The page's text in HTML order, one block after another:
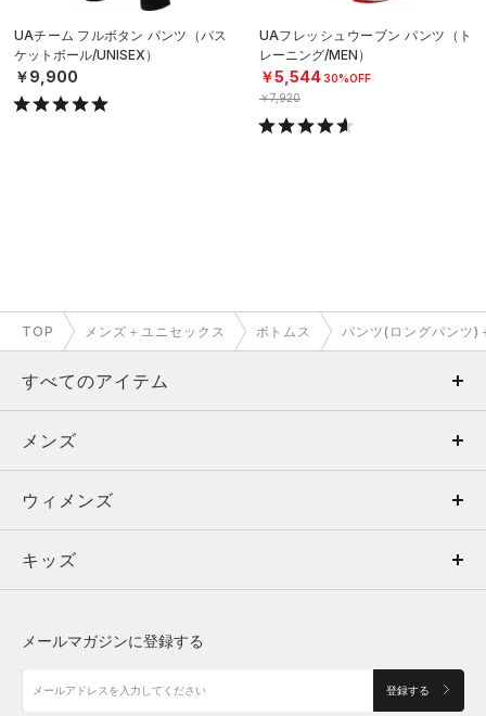
UAチーム フルボタン パンツ（バス
ケットボール/UNISEX）
￥9,900
UAフレッシュウーブン パンツ（ト
レーニング/MEN）
￥5,54430%OFF
￥7,920
TOP メンズ＋ユニセックス ボトムス パンツ(ロングパンツ)
すべてのアイテム
メンズ
ウィメンズ
キッズ
アクセサリー
メンズ
トップス
ボトムス
アクセサリー
ウィメンズ
トップス
シューズ
キッズ
メールマガジンに登録する
登録する